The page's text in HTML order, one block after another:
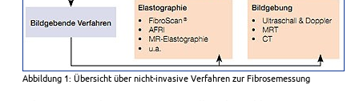
Abbildung 1: Übersicht über nicht-invasive Verfahren zur Fibrosemessung